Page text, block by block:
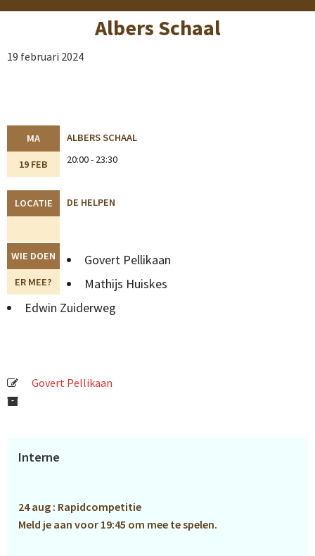
Albers Schaal
19 februari 2024
MA
19 FEB
ALBERS SCHAAL
20:00 - 23:30
LOCATIE DE HELPEN
WIE DOEN
ER MEE?
Govert Pellikaan
Mathijs Huiskes
Edwin Zuiderweg
Govert Pellikaan
Primaire
Interne
24 aug : Rapidcompetitie
Meld je aan voor 19:45 om mee te spelen.